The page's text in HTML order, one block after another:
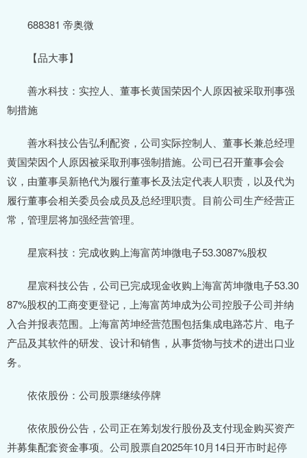
688381 帝奥微
【品大事】
善水科技：实控人、董事长黄国荣因个人原因被采取刑事强
制措施
善水科技公告弘利配资，公司实际控制人、董事长兼总经理
黄国荣因个人原因被采取刑事强制措施。公司已召开董事会会
议，由董事吴新艳代为履行董事长及法定代表人职责，以及代为
履行董事会相关委员会成员及总经理职责。目前公司生产经营正
常，管理层将加强经营管理。
星宸科技：完成收购上海富芮坤微电子53.3087%股权
星宸科技公告，公司已完成现金收购上海富芮坤微电子53.30
87%股权的工商变更登记，上海富芮坤成为公司控股子公司并纳
入合并报表范围。上海富芮坤经营范围包括集成电路芯片、电子
产品及其软件的研发、设计和销售，从事货物与技术的进出口业
务。
依依股份：公司股票继续停牌
依依股份公告，公司正在筹划发行股份及支付现金购买资产
并募集配套资金事项。公司股票自2025年10月14日开市时起停